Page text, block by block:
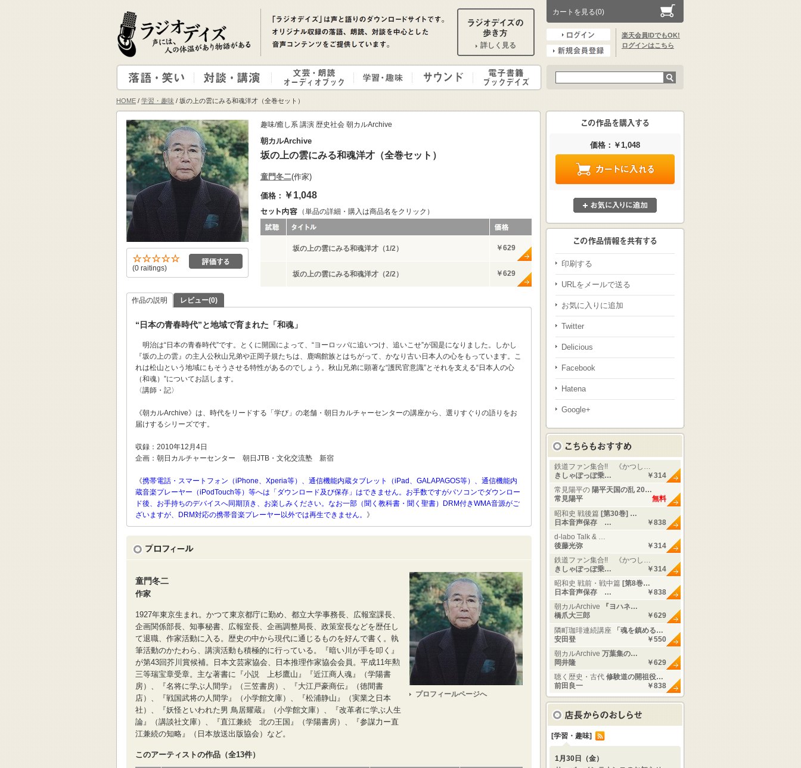
詳しく見る
カートを見る(0)
楽天会員IDでもOK!
ログインはこちら
HOME / 学習・趣味 / 坂の上の雲にみる和魂洋才（全巻セット）
(0 raitings)
趣味/癒し系 講演 歴史社会 朝カルArchive
朝カルArchive
坂の上の雲にみる和魂洋才（全巻セット）
童門冬二(作家)
価格： ￥1,048
（単品の詳細・購入は商品名をクリック）
坂の上の雲にみる和魂洋才（1/2） ￥629
坂の上の雲にみる和魂洋才（2/2） ￥629
作品の説明 レビュー(0)
“日本の青春時代”と地域で育まれた「和魂」
明治は“日本の青春時代”です。とくに開国によって、“ヨーロッパに追いつけ、追いこせ”が国是になりました。しかし
『坂の上の雲』の主人公秋山兄弟や正岡子規たちは、鹿鳴館族とはちがって、かなり古い日本人の心をもっています。こ
れは松山という地域にもそうさせる特性があるのでしょう。秋山兄弟に顕著な“護民官意識”とそれを支える“日本人の心
（和魂）”についてお話します。
〈講師・記〉
《朝カルArchive》は、時代をリードする「学び」の老舗・朝日カルチャーセンターの講座から、選りすぐりの語りをお
届けするシリーズです。
収録：2010年12月4日
企画：朝日カルチャーセンター 朝日JTB・文化交流塾 新宿
《携帯電話・スマートフォン（iPhone、Xperia等）、通信機能内蔵タブレット（iPad、GALAPAGOS等）、通信機能内
蔵音楽プレーヤー（iPodTouch等）等へは「ダウンロード及び保存」はできません。お手数ですがパソコンでダウンロー
ド後、お手持ちのデバイスへ同期頂き、お楽しみください。なお一部（聞く教科書・聞く聖書）DRM付きWMA音源がご
ざいますが、DRM対応の携帯音楽プレーヤー以外では再生できません。
》
童門冬二
作家
1927年東京生まれ。かつて東京都庁に勤め、都立大学事務長、広報室課長、
企画関係部長、知事秘書、広報室長、企画調整局長、政策室長などを歴任し
て退職、作家活動に入る。歴史の中から現代に通じるものを好んで書く。執
筆活動のかたわら、講演活動も積極的に行っている。『暗い川が手を叩く』
が第43回芥川賞候補。日本文芸家協会、日本推理作家協会会員。平成11年勲
三等瑞宝章受章。主な著書に『小説 上杉鷹山』『近江商人魂』（学陽書
房）、『名将に学ぶ人間学』（三笠書房）、『大江戸豪商伝』（徳間書
店）、『戦国武将の人間学』（小学館文庫）、『松浦静山』（実業之日本
社）、『妖怪といわれた男 鳥居耀蔵』（小学館文庫）、『改革者に学ぶ人生
論』（講談社文庫）、『直江兼続 北の王国』（学陽書房）、『参謀力ー直
江兼続の知略』（日本放送出版協会）など。
プロフィールページへ
このアーティストの作品（全13件）
価格：￥1,048
印刷する
URLをメールで送る
お気に入りに追加
Twitter
Delicious
Facebook
Hatena
Google+
鉄道ファン集合!! 《かつし…
きしゃぽっぽ乗…
￥314
常見陽平の 陽平天国の乱 20…
常見陽平
無料
昭和史 戦後篇 [第30巻] …
日本音声保存 …
￥838
d-labo Talk & …
後藤光弥
￥314
鉄道ファン集合!! 《かつし…
きしゃぽっぽ乗…
￥314
昭和史 戦前・戦中篇 [第8巻…
日本音声保存 …
￥838
朝カルArchive
『ヨハネ…
橋爪大三郎
￥629
隣町珈琲連続講座
「魂を鎮める…
安田登
￥550
朝カルArchive 万葉集の…
岡井隆
￥629
聴く歴史・古代 修験道の開祖役…
前田良一
￥838
[学習・趣味]
1月30日（金）